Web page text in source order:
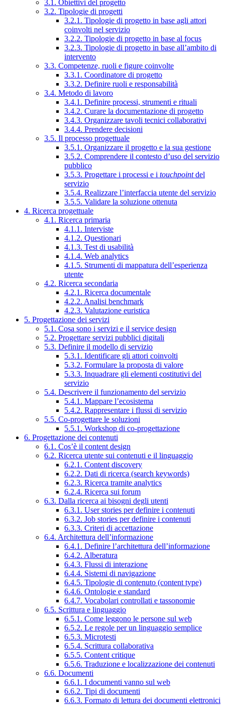
3.1. Obiettivi del progetto
3.2. Tipologie di progetti
3.2.1. Tipologie di progetto in base agli attori
coinvolti nel servizio
3.2.2. Tipologie di progetto in base al focus
3.2.3. Tipologie di progetto in base all’ambito di
intervento
3.3. Competenze, ruoli e figure coinvolte
3.3.1. Coordinatore di progetto
3.3.2. Definire ruoli e responsabilità
3.4. Metodo di lavoro
3.4.1. Definire processi, strumenti e rituali
3.4.2. Curare la documentazione di progetto
3.4.3. Organizzare tavoli tecnici collaborativi
3.4.4. Prendere decisioni
3.5. Il processo progettuale
3.5.1. Organizzare il progetto e la sua gestione
3.5.2. Comprendere il contesto d’uso del servizio
pubblico
3.5.3. Progettare i processi e i touchpointdel
servizio
3.5.4. Realizzare l’interfaccia utente del servizio
3.5.5. Validare la soluzione ottenuta
4. Ricerca progettuale
4.1. Ricerca primaria
4.1.1. Interviste
4.1.2. Questionari
4.1.3. Test di usabilità
4.1.4. Web analytics
4.1.5. Strumenti di mappatura dell’esperienza
utente
4.2. Ricerca secondaria
4.2.1. Ricerca documentale
4.2.2. Analisi benchmark
4.2.3. Valutazione euristica
5. Progettazione dei servizi
5.1. Cosa sono i servizi e il service design
5.2. Progettare servizi pubblici digitali
5.3. Definire il modello di servizio
5.3.1. Identificare gli attori coinvolti
5.3.2. Formulare la proposta di valore
5.3.3. Inquadrare gli elementi costitutivi del
servizio
5.4. Descrivere il funzionamento del servizio
5.4.1. Mappare l’ecosistema
5.4.2. Rappresentare i flussi di servizio
5.5. Co-progettare le soluzioni
5.5.1. Workshop di co-progettazione
6. Progettazione dei contenuti
6.1. Cos’è il content design
6.2. Ricerca utente sui contenuti e il linguaggio
6.2.1. Content discovery
6.2.2. Dati di ricerca (search keywords)
6.2.3. Ricerca tramite analytics
6.2.4. Ricerca sui forum
6.3. Dalla ricerca ai bisogni degli utenti
6.3.1. User stories per definire i contenuti
6.3.2. Job stories per definire i contenuti
6.3.3. Criteri di accettazione
6.4. Architettura dell’informazione
6.4.1. Definire l’architettura dell’informazione
6.4.2. Alberatura
6.4.3. Flussi di interazione
6.4.4. Sistemi di navigazione
6.4.5. Tipologie di contenuto (content type)
6.4.6. Ontologie e standard
6.4.7. Vocabolari controllati e tassonomie
6.5. Scrittura e linguaggio
6.5.1. Come leggono le persone sul web
6.5.2. Le regole per un linguaggio semplice
6.5.3. Microtesti
6.5.4. Scrittura collaborativa
6.5.5. Content critique
6.5.6. Traduzione e localizzazione dei contenuti
6.6. Documenti
6.6.1. I documenti vanno sul web
6.6.2. Tipi di documenti
6.6.3. Formato di lettura dei documenti elettronici